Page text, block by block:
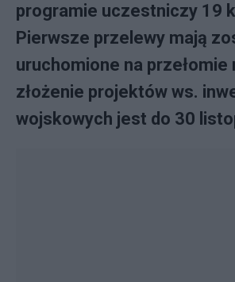
programie uczestniczy 19
Pierwsze przelewy mają
uruchomione na przełomie
złożenie projektów ws.
wojskowych jest do 30